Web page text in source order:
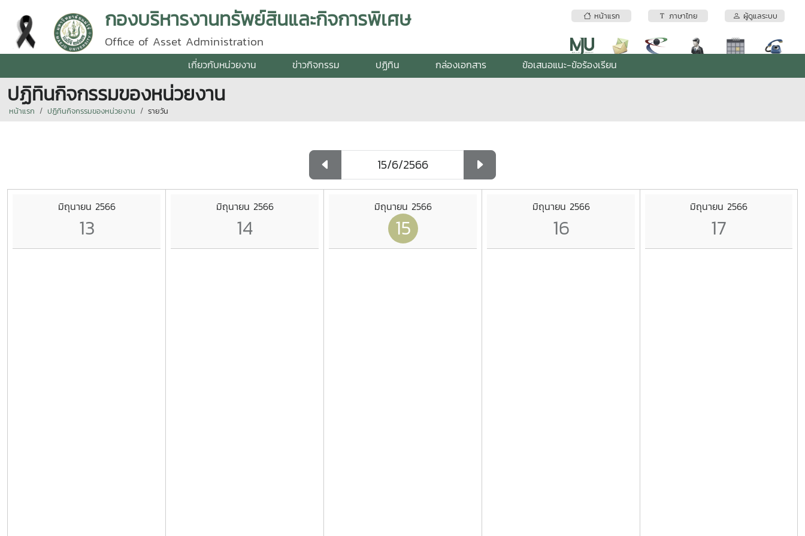
หน้าแรก ภาษาไทย ผู้ดูแลระบบ
กองบริหารงานทรัพย์สินและกิจการพิเศษ
Office of Asset Administration
เกี่ยวกับหน่วยงาน ข่าวกิจกรรม ปฏิทิน กล่องเอกสาร ข้อเสนอแนะ-ข้อร้องเรียน
ปฏิทินกิจกรรมของหน่วยงาน
หน้าแรก ปฏิทินกิจกรรมของหน่วยงาน รายวัน
มิถุนายน 2566
13
มิถุนายน 2566
14
มิถุนายน 2566
15
มิถุนายน 2566
16
มิถุนายน 2566
17